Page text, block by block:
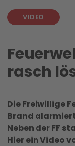
VIDEO
rasch
Die Freiwillige
Brand
Neben der FF
Hier ein Video